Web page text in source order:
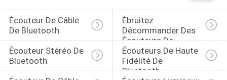
Écouteur De Câble
De Bluetooth
Ébruitez
Décommander Des
Écouteurs De
Bluetooth
Écouteur Stéréo De
Bluetooth
Écouteurs De Haute
Fidélité De
Bluetooth